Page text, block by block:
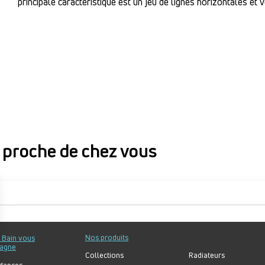
de chez vous
de chez vous
Bain vous
Nos produits
Collections
Radiateurs